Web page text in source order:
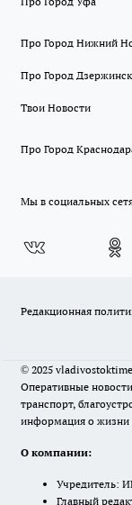
Про Город Нижний
Про Город Дзержинск
Твои Новости
Про Город
Мы в социальных
Редакционная
© 2025
Оперативные
транспорт,
информация о жизни
О компании:
Учредитель:
Главный